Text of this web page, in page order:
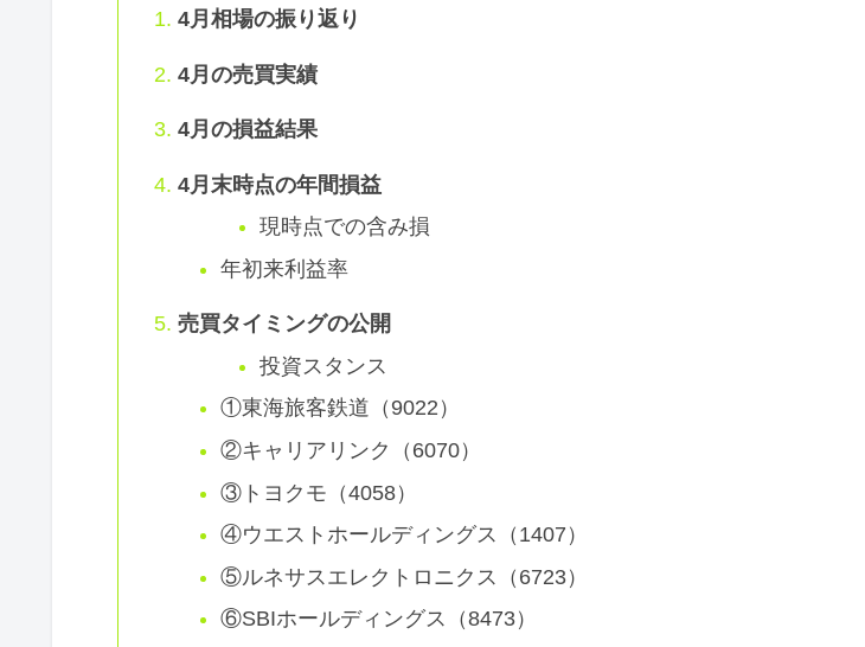
4月相場の振り返り
4月の売買実績
4月の損益結果
4月末時点の年間損益
現時点での含み損
年初来利益率
売買タイミングの公開
投資スタンス
①東海旅客鉄道（9022）
②キャリアリンク（6070）
③トヨクモ（4058）
④ウエストホールディングス（1407）
⑤ルネサスエレクトロニクス（6723）
⑥SBIホールディングス（8473）